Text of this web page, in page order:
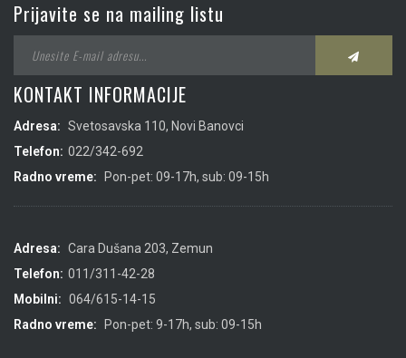
Prijavite se na mailing listu
KONTAKT INFORMACIJE
Adresa: Svetosavska 110, Novi Banovci
Telefon: 022/342-692
Radno vreme:
Pon-pet: 09-17h, sub: 09-15h
Adresa: Cara Dušana 203, Zemun
Telefon: 011/311-42-28
Mobilni: 064/615-14-15
Radno vreme:
Pon-pet: 9-17h, sub: 09-15h